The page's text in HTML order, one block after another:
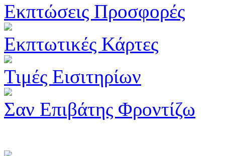
Εκπτώσεις Προσφορές
Εκπτωτικές Κάρτες
Τιμές Εισιτηρίων
Σαν Επιβάτης Φροντίζω